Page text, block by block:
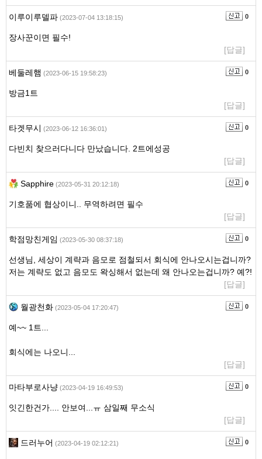
이루이루델파 (2023-07-04 13:18:15) 0
장사꾼이면 필수!
[답글]
베둘레햄 (2023-06-15 19:58:23) 0
방금1트
[답글]
타겟무시 (2023-06-12 16:36:01) 0
다빈치 찾으러다니다 만났습니다. 2트에성공
[답글]
Sapphire (2023-05-31 20:12:18) 0
기호품에 협상이니.. 무역하려면 필수
[답글]
학점망친게임 (2023-05-30 08:37:18) 0
선생님, 세상이 계략과 음모로 점철되서 회식에 안나오시는겁니까?
저는 계략도 없고 음모도 왁싱해서 없는데 왜 안나오는겁니까? 예?!
[답글]
월광천화 (2023-05-04 17:20:47) 0
예~~ 1트...
회식에는 나오니...
[답글]
마타부로사냥 (2023-04-19 16:49:53) 0
잇긴한건가.... 안보여...ㅠ 삼일째 무소식
[답글]
드러누어 (2023-04-19 02:12:21) 0